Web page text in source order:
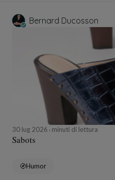
Bernard Ducosson
30 lug 2026 minuti di lettura
Sabots
Humor